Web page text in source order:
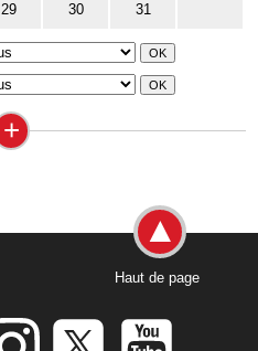
29 30 31
+
Haut de page